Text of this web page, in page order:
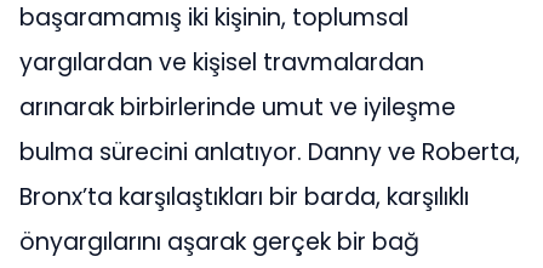
başaramamış iki kişinin, toplumsal
yargılardan ve kişisel travmalardan
arınarak birbirlerinde umut ve iyileşme
bulma sürecini anlatıyor. Danny ve Roberta,
Bronx’ta karşılaştıkları bir barda, karşılıklı
önyargılarını aşarak gerçek bir bağ